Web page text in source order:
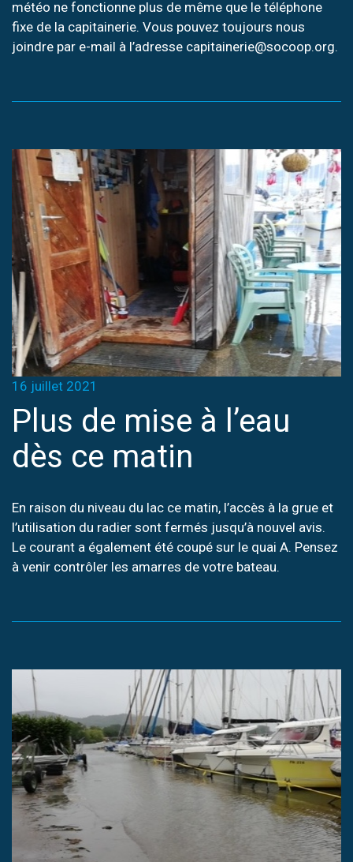
météo ne fonctionne plus de même que le téléphone
fixe de la capitainerie. Vous pouvez toujours nous
joindre par e-mail à l’adresse capitainerie@socoop.org.
16 juillet 2021
Plus de mise à l’eau
dès ce matin
En raison du niveau du lac ce matin, l’accès à la grue et
l’utilisation du radier sont fermés jusqu’à nouvel avis.
Le courant a également été coupé sur le quai A. Pensez
à venir contrôler les amarres de votre bateau.